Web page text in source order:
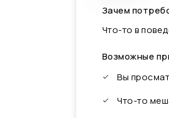
Зачем
Что-то в
Возможные
Вы
Что-то